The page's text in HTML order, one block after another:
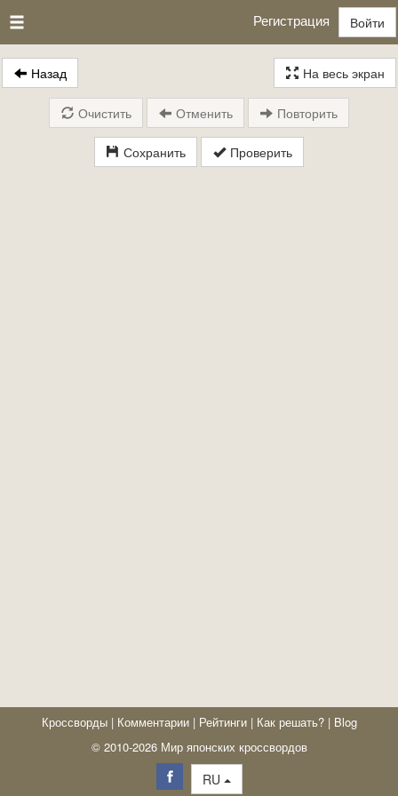
Регистрация Войти
Назад На весь экран
Сохранить Проверить
Очистить Отменить Повторить
Кроссворды | Комментарии | Рейтинги | Как решать? | Blog
© 2010-2026 Мир японских кроссвордов
RU